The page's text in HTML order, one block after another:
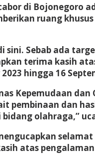
di Bojonegoro
ruang
sini. Sebab ada
terima kasih
hingga 16
Kepemudaan
pembinaan dan
olahraga,”
atas